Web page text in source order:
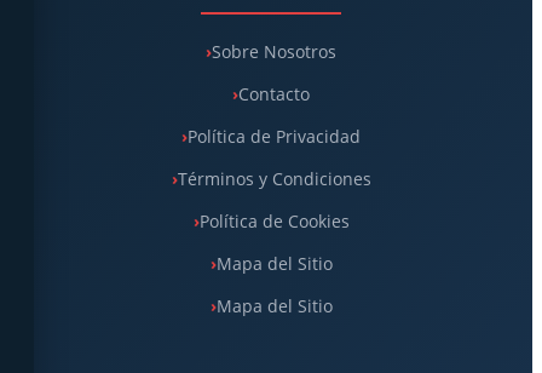
Sobre Nosotros
Contacto
Política de Privacidad
Términos y Condiciones
Política de Cookies
Mapa del Sitio
Mapa del Sitio